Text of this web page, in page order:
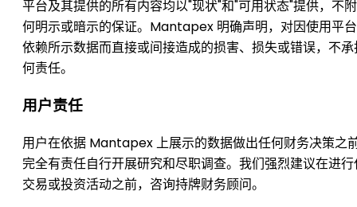
平台及其提供的所有内容均以"现状"和"可用状态"提供，不
何明示或暗示的保证。Mantapex 明确声明，对因使用平
依赖所示数据而直接或间接造成的损害、损失或错误，不
何责任。
用户责任
用户在依据 Mantapex 上展示的数据做出任何财务决策之
完全有责任自行开展研究和尽职调查。我们强烈建议在进
交易或投资活动之前，咨询持牌财务顾问。